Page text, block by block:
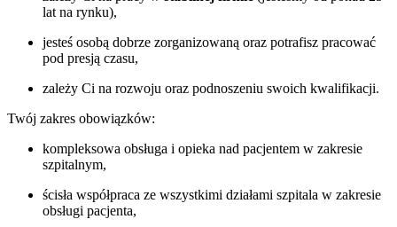
lat na rynku),
jesteś osobą dobrze zorganizowaną oraz potrafisz pracować
pod presją czasu,
zależy Ci na rozwoju oraz podnoszeniu swoich kwalifikacji.
Twój zakres obowiązków:
kompleksowa obsługa i opieka nad pacjentem w zakresie
szpitalnym,
ścisła współpraca ze wszystkimi działami szpitala w zakresie
obsługi pacjenta,